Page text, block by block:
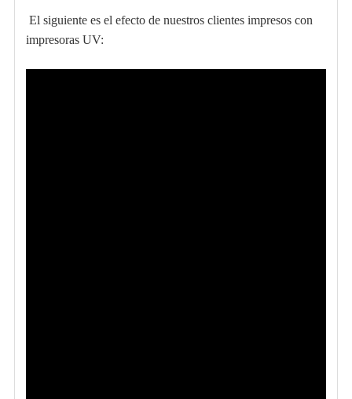
El siguiente es el efecto de nuestros clientes impresos con
impresoras UV: